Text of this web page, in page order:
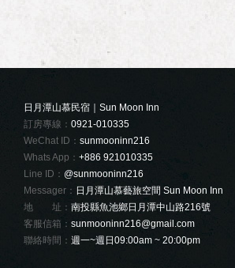
日月潭山慕民宿｜Sun Moon Inn
訂房專線： 0921-010335
WeChat ID： sunmooninn216
Whats App： +886 921010335
Line ID： @sunmooninn216
Messager： 日月潭山慕藝旅空間 Sun Moon Inn
地 址： 南投縣魚池鄉日月潭中山路216號
客服信箱： sunmooninn216@gmail.com
聯絡時間： 週一~週日09:00am ~ 20:00pm